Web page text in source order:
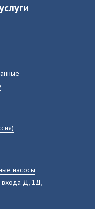
насосы
входа Д, 1Д,